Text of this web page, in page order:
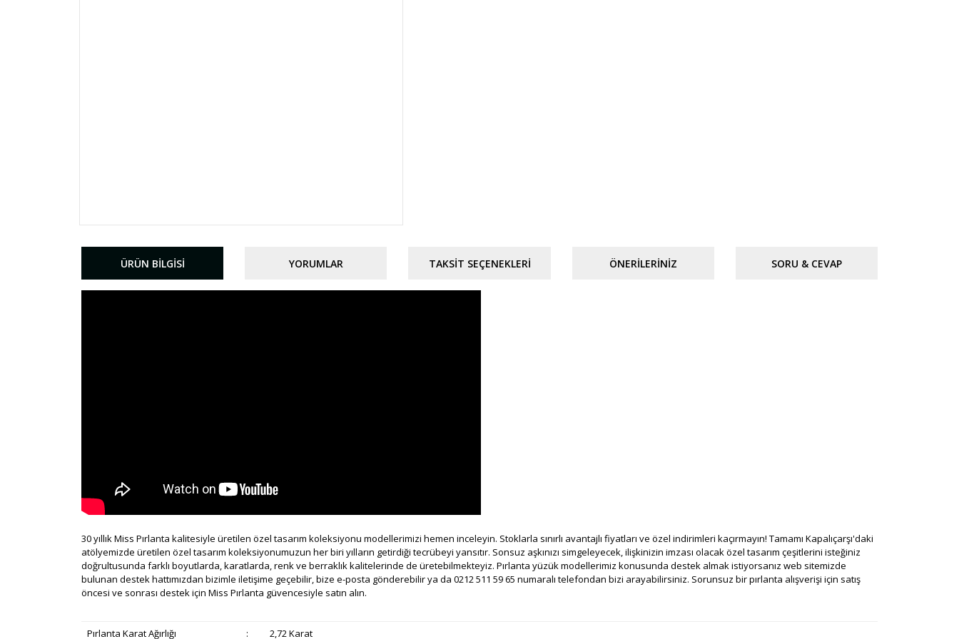
ÜRÜN BILGISI YORUMLAR TAKSIT SEÇENEKLERI ÖNERILERINIZ SORU & CEVAP
30 yıllık Miss Pırlanta kalitesiyle üretilen özel tasarım koleksiyonu modellerimizi hemen inceleyin. Stoklarla sınırlı avantajlı fiyatları ve özel indirimleri kaçırmayın! Tamamı Kapalıçarşı'daki
atölyemizde üretilen özel tasarım koleksiyonumuzun her biri yılların getirdiği tecrübeyi yansıtır. Sonsuz aşkınızı simgeleyecek, ilişkinizin imzası olacak özel tasarım çeşitlerini isteğiniz
doğrultusunda farklı boyutlarda, karatlarda, renk ve berraklık kalitelerinde de üretebilmekteyiz. Pırlanta yüzük modellerimiz konusunda destek almak istiyorsanız web sitemizde
bulunan destek hattımızdan bizimle iletişime geçebilir, bize e-posta gönderebilir ya da 0212 511 59 65 numaralı telefondan bizi arayabilirsiniz. Sorunsuz bir pırlanta alışverişi için satış
öncesi ve sonrası destek için Miss Pırlanta güvencesiyle satın alın.
Pırlanta Karat Ağırlığı :
2,72 Karat